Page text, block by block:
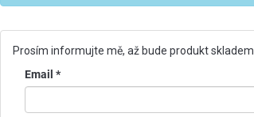
Prosím informujte mě, až bude produkt skladem.
Email *